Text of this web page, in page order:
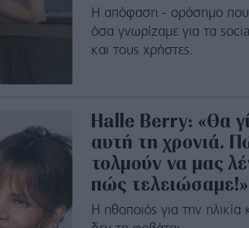
Η απόφαση - ορόσημο που
όσα γνωρίζαμε για τα
και τους χρήστες.
Halle Berry: «Θα
αυτή τη χρονιά.
τολμούν να μας
πώς τελειώσαμε!»
Η ηθοποιός για την ηλικία